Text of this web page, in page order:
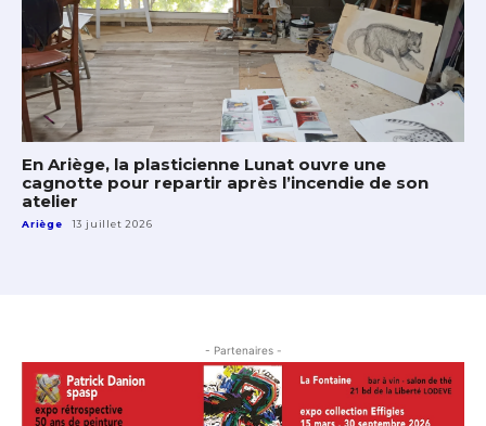
En Ariège, la plasticienne Lunat ouvre une
cagnotte pour repartir après l’incendie de son
atelier
Ariège 13 juillet 2026
- Partenaires -